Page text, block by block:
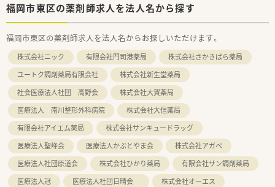
福岡市東区の薬剤師求人を法人名から探す
福岡市東区の薬剤師求人を法人名からお探しいただけます。
株式会社ニック 有限会社門司港薬局
株式会社さかきばら薬局
ユートク調剤薬局有限会社
株式会社新生堂薬局
社会医療法人社団 高野会
株式会社大賀薬局
医療法人 南川整形外科病院
株式会社大信薬局
有限会社アイエム薬局
株式会社サンキュードラッグ
医療法人聖峰会
医療法人かぶとやま会
株式会社アガペ
医療法人社団原道会
株式会社ひかり薬局
有限会社サン調剤薬局
医療法人冠
医療法人社団日晴会
株式会社オーエス